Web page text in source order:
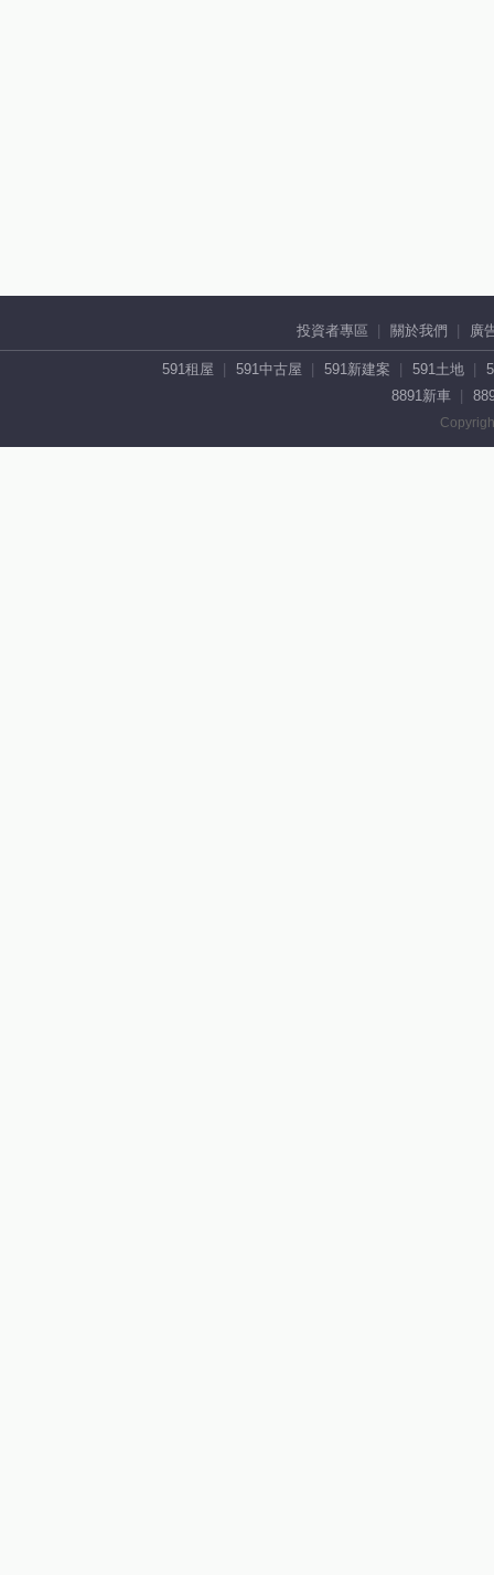
投資者專區 關於我們 廣
591租屋 591中古屋 591新建案 591土地
8891新車